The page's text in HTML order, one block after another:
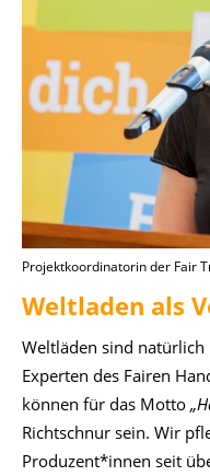
Projektkoordinatorin der Fair
Weltladen als
Weltläden sind natürlich
Experten des Fairen
können für das Motto
Richtschnur sein. Wir
Produzent*innen seit